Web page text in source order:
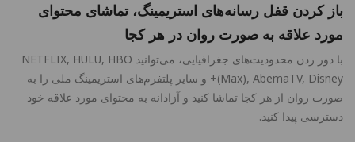
باز کردن قفل رسانه‌های استریمینگ، تماشای محتوای
مورد علاقه به صورت روان در هر کجا
با دور زدن محدودیت‌های جغرافیایی، می‌توانید NETFLIX, HULU, HBO
(Max), AbemaTV, Disney+ و سایر پلتفرم‌های استریمینگ ملی را به
صورت روان از هر کجا تماشا کنید و آزادانه به محتوای مورد علاقه خود
دسترسی پیدا کنید.